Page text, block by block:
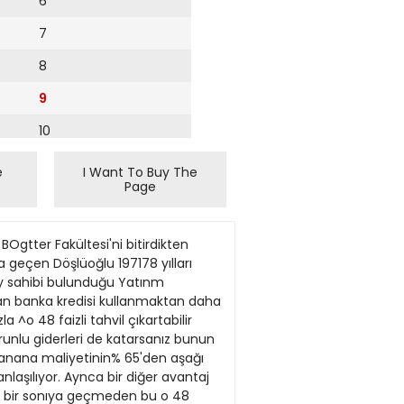
7
8
9
10
I Want To Buy The
Page
Meclis Başkanı) Akaryakıt fiyatlarına yeniden zam yapılması halinde bütun sanayi ürünlerinin fiyatları yeniden yükselecek. Böylece gerek üretimde gerekse iç ve dış pazarlarda önemli darboğazhr ortava çıkacak. • Halit Soydan (Garanti Bankası Genel Miidurü) Önümuzdeki günlerde blokaj rahatsızlığının eski gunlerdeki gibi değil, daha esnek bir gorüntuye kavuşacağmı duşünuyorum. ndiripıleriyle ve güvence vle tahril alım satımı ilmeli. Kısa vadede bankalara tek if budur. Hisse senedi piyasasının ii çok daha uzun süre atacuktır. ip hale gelir ki bu da iilke ekonomisi açısından her haljnuçları sağlamaz. Sonınuza gelince : Bugün parasını ia, menkul değere yatırarak enflâsyon üzerinde bir geamanda güvence arayan tasarruf sahibi için en uygun tahvilleri gösterebilirim. Halk yeniden tahvil almaya ve bu alanda bence önemli bir potansiyel mevcuttur. u potansiyelin, yani yeniden değerlemeden sonra ortavil ihracı potansiyelinin çapı konusunda bir rakant verin mii ? LU Yeniden değerleme sonrasında vaklaşık 100 mil T EK SINIRLI SORUMLU BOĞAZİÇİ EKTRİK DAĞITIM MÜESSESESİ MÜDÜRLÜĞÜNDEN LEKTRİK ABONELERİMİZE DUYURU ve Tabiı Kaynaklar Bakankgı tarafından 31 Mayıs 1983 tarih ve 18063 smi Gazetede yayınlanan ve 1 Haziran 1983 tarıhınden itibaren yun'ren elektrık tanfemız aşajhda belinilmiştır. abonelenmızın dıkkaılerıne sunarız. T.E.K. ELEKTRİK DAĞITIM MÜESSESELERlNİN 1 6.1983 TARİHİNDEN ITİBAREN UYGULAYACAĞ1 AKTİF ENERJİ SAT1Ş TARtFESt eselenn tahsıline aracı olduklan, ıstıhsal vergısı, elektrık tuketun verö> elektrıfıkasyonu payı hariç olmak lUere: ^T TERİMLI TARİFELER ç Tarifesi f[ lenmli tarıfeden elekcrik enerjisi satın alan abonelerıo sozlesme çlermın her bir KWı yılda 5292 TL veya ayda 441 TL.'dır. y ıçınde çekılen güç, sözleşme gücunu geçerse gecen her bir KW ayda 0, TL.'den hesap ve falura edilır. erji tarıfesı carethane ve yanhaneler keıHen aktif enerjinın her bir Kwh'ı 1170 kuruş ınayı ketilen aktif cnerjinın her bir Kwh'ı 1020 kuruş K TERlMLt TARİFELER :arethane ve yazıhaneler keıılen elektrık enerjısının her bir Kwh"ı 1315 kunış nayı ketilen elektrık enerjısının her bir Kwh'ı 1165 kuruş •smi Daîre ve Kurumlar